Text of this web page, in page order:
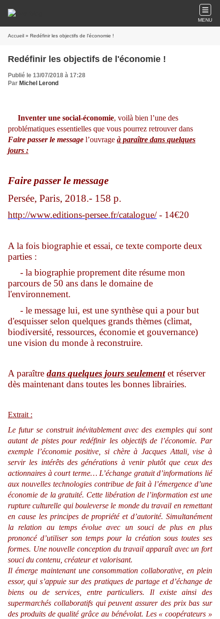
MENU
Accueil » Redéfinir les objectifs de l'économie !
Redéfinir les objectifs de l'économie !
Publié le 13/07/2018 à 17:28
Par Michel Lerond
Inventer une social-économie, voilà bien l’une des
problématiques essentielles que vous pourrez retrouver dans
Faire passer le message l’ouvrage à paraître dans quelques
jours :
Faire passer le message
Persée, Paris, 2018.- 158 p.
http://www.editions-persee.fr/catalogue/- 14€20
A la fois biographie et essai, ce texte comporte deux
parties :
- la biographie proprement dite résume mon
parcours de 50 ans dans le domaine de
l'environnement.
- le message lui, est une synthèse qui a pour but
d'esquisser selon quelques grands thèmes (climat,
biodiversité, ressources, économie et gouvernance)
une vision du monde à reconstruire.
A paraître dans quelques jours seulementet réserver
dès maintenant dans toutes les bonnes librairies.
Extrait :
Le futur se construit inévitablement avec des exemples qui sont
autant de pistes pour redéfinir les objectifs de l’économie. Par
exemple l’économie positive, si chère à Jacques Attali, vise à
servir les intérêts des générations à venir plutôt que ceux des
actionnaires à court terme… L’échange gratuit d’informations lié
aux nouvelles technologies contribue de fait à l’émergence d’une
économie de la gratuité. Cette libération de l’information est une
rupture culturelle qui bouleverse le monde du travail en remettant
en cause les principes de propriété et d’autorité. Simultanément
la relation au temps évolue avec un souci de plus en plus
prononcé d’utiliser son temps pour la création sous toutes ses
formes. Une nouvelle conception du travail apparaît avec un fort
souci du contenu, créateur et valorisant.
Il émerge maintenant une consommation collaborative, en plein
essor, qui s’appuie sur des pratiques de partage et d’échange de
biens ou de services, entre particuliers. Il existe ainsi des
supermarchés collaboratifs qui peuvent assurer des prix bas sur
des produits de qualité grâce au bénévolat. Les « coopérateurs »